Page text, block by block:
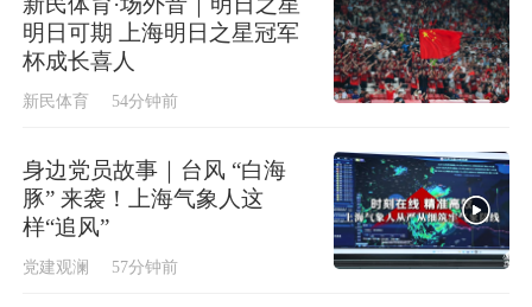
明日可期 上海明日之星冠军
杯成长喜人
新民体育 54分钟前
身边党员故事｜台风 “白海
豚” 来袭！上海气象人这
样“追风”
党建观澜 57分钟前